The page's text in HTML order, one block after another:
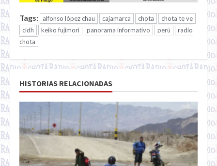
Tags: alfonso lópez chau cajamarca chota
chota te ve
cidh
keiko fujimori panorama informativo perú
radio
chota
HISTORIAS RELACIONADAS